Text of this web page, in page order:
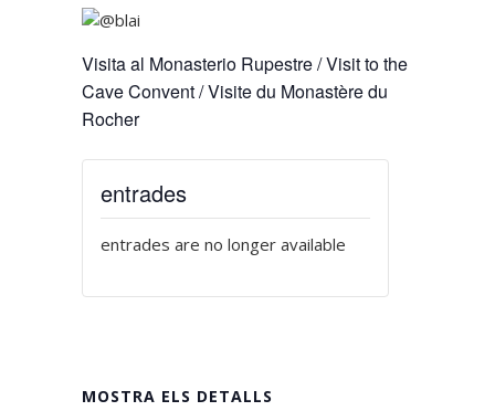
Visita al Monasterio Rupestre / Visit to the
Cave Convent / Visite du Monastère du
Rocher
MOSTRA ELS DETALLS
entrades
entrades are no longer available